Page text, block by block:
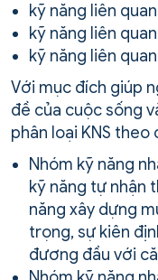
kỹ năng liên
kỹ năng liên
kỹ năng liên
Với mục đích giúp
đề của cuộc sống
phân loại KNS theo
Nhóm kỹ năng
kỹ năng tự nhận
năng xây dựng
trọng, sự kiên
đương đầu với